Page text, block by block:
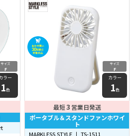
サイズ
F
ラー
1色
サイズ
F
カラー
1色
最短3 営業日発送
ポータブル＆スタンドファンホワイ
ト
MARKLESS STYLE 丨 TS-1511